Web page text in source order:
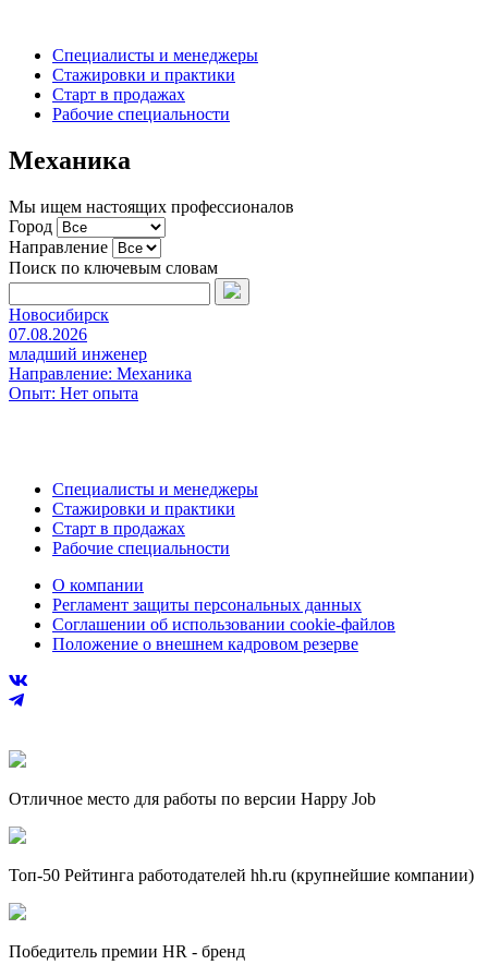
Специалисты и менеджеры
Стажировки и практики
Старт в продажах
Рабочие специальности
Механика
Мы ищем настоящих профессионалов
Город
Направление
Поиск по ключевым словам
Новосибирск
07.08.2026
младший инженер
Направление: Механика
Опыт: Нет опыта
Специалисты и менеджеры
Стажировки и практики
Старт в продажах
Рабочие специальности
О компании
Регламент защиты персональных данных
Соглашении об использовании cookie-файлов
Положение о внешнем кадровом резерве
Отличное место для работы по версии Happy Job
Топ-50 Рейтинга работодателей hh.ru (крупнейшие компании)
Победитель премии HR - бренд